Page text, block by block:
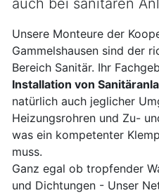
Unsere Monteure der
Gammelshausen sind der
Bereich Sanitär. Ihr
Installation von
natürlich auch jeglicher
Heizungsrohren und Zu-
was ein kompetenter
muss.
Ganz egal ob tropfender
und Dichtungen - Unser